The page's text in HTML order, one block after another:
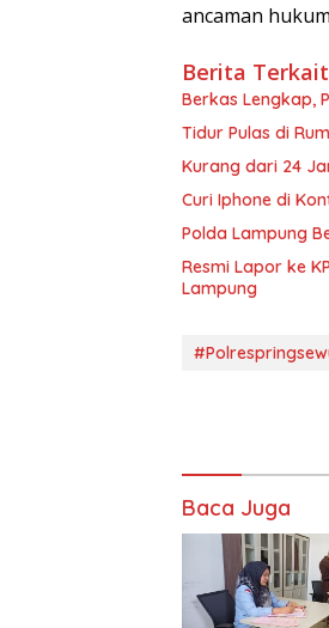
ancaman
Berita Terkait
Berkas Lengkap,
Tidur Pulas di
Kurang dari 24
Curi Iphone di
Polda Lampung
Resmi Lapor ke
Lampung
Baca Juga